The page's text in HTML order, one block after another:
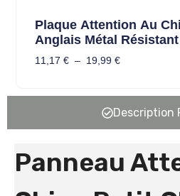
Plaque Attention Au
Anglais Métal
11,17 € – 19,99 €
Description
Panneau